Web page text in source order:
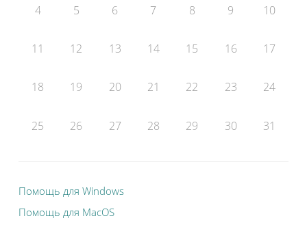
4 5 6 7 8 9 10
11 12 13 14 15 16 17
18 19 20 21 22 23 24
25 26 27 28 29 30 31
Помощь для Windows
Помощь для MacOS